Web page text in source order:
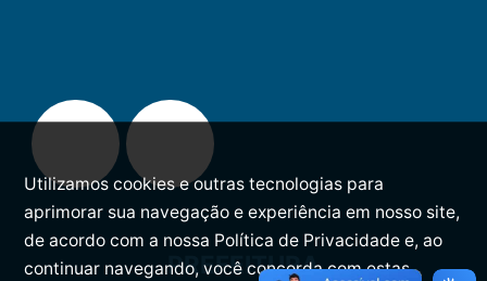
PREFEITURA
Utilizamos cookies e outras tecnologias para
aprimorar sua navegação e experiência em nosso site,
de acordo com a nossa Política de Privacidade e, ao
continuar navegando, você concorda com estas